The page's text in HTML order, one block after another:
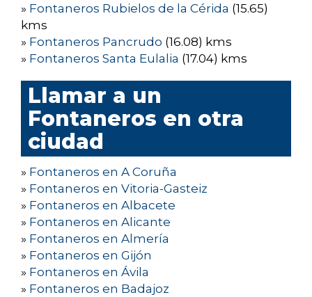
» Fontaneros Rubielos de la Cérida (15.65)
kms
» Fontaneros Pancrudo (16.08) kms
» Fontaneros Santa Eulalia (17.04) kms
Llamar a un
Fontaneros en otra
ciudad
» Fontaneros en A Coruña
» Fontaneros en Vitoria-Gasteiz
» Fontaneros en Albacete
» Fontaneros en Alicante
» Fontaneros en Almería
» Fontaneros en Gijón
» Fontaneros en Ávila
» Fontaneros en Badajoz